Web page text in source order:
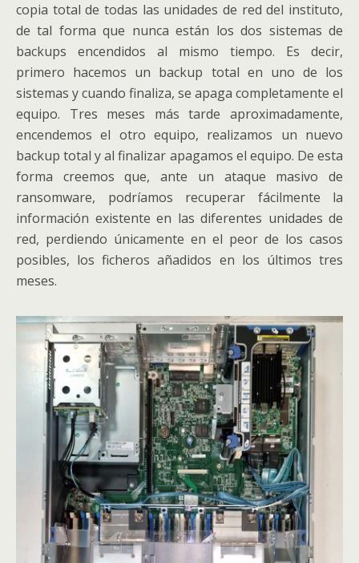
copia total de todas las unidades de red del instituto,
de tal forma que nunca están los dos sistemas de
backups encendidos al mismo tiempo. Es decir,
primero hacemos un backup total en uno de los
sistemas y cuando finaliza, se apaga completamente el
equipo. Tres meses más tarde aproximadamente,
encendemos el otro equipo, realizamos un nuevo
backup total y al finalizar apagamos el equipo. De esta
forma creemos que, ante un ataque masivo de
ransomware, podríamos recuperar fácilmente la
información existente en las diferentes unidades de
red, perdiendo únicamente en el peor de los casos
posibles, los ficheros añadidos en los últimos tres
meses.